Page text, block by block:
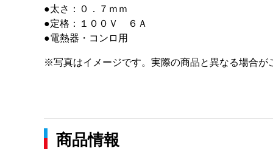
●太さ：０．７ｍｍ
●定格：１００Ｖ ６Ａ
●電熱器・コンロ用
※写真はイメージです。実際の商品と異なる場合が
商品情報